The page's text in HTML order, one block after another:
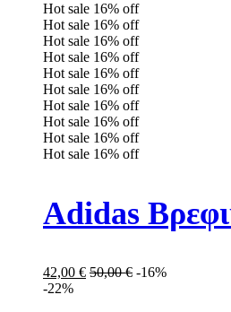
Hot sale 16% off
Hot sale 16% off
Hot sale 16% off
Hot sale 16% off
Hot sale 16% off
Hot sale 16% off
Hot sale 16% off
Hot sale 16% off
Hot sale 16% off
Hot sale 16% off
Adidas
42,00 € 50,00€ -16%
-22%